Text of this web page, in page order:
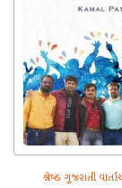
શ્રેષ્ઠ ગુજરાતી